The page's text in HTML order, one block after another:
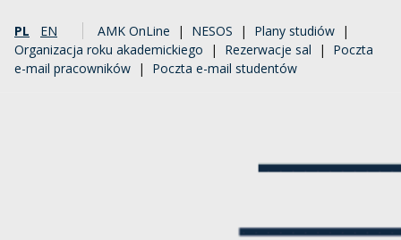
PL EN AMK OnLine | NESOS | Plany studiów |
Organizacja roku akademickiego | Rezerwacje sal | Poczta
e-mail pracowników | Poczta e-mail studentów